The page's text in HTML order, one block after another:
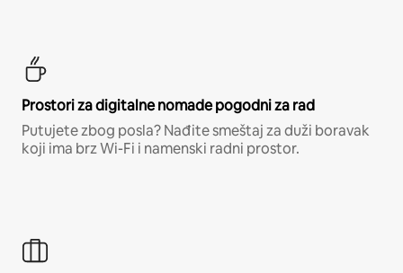
Prostori za digitalne nomade pogodni za rad
Putujete zbog posla? Nađite smeštaj za duži boravak
koji ima brz Wi-Fi i namenski radni prostor.